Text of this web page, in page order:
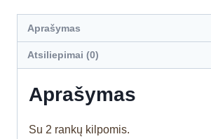
Aprašymas
Atsiliepimai (0)
Aprašymas
Su 2 rankų kilpomis.